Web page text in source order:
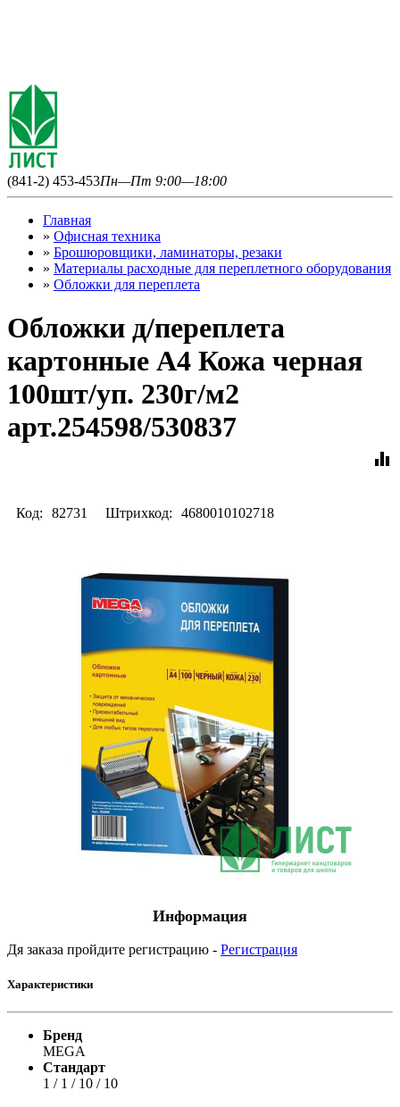
(841-2) 453-453Пн—Пт 9:00—18:00
Главная
» Офисная техника
» Брошюровщики, ламинаторы, резаки
» Материалы расходные для переплетного оборудования
» Обложки для переплета
Обложки д/переплета
картонные А4 Кожа черная
100шт/уп. 230г/м2
арт.254598/530837
equalizer
Код: 82731 Штрихкод: 4680010102718
Информация
Дя заказа пройдите регистрацию - Регистрация
Характеристики
Бренд
MEGA
Стандарт
1 / 1 / 10 / 10